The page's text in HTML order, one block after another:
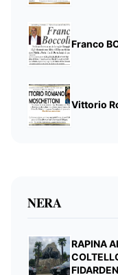
Franco
Vittorio
NERA
RAPINA